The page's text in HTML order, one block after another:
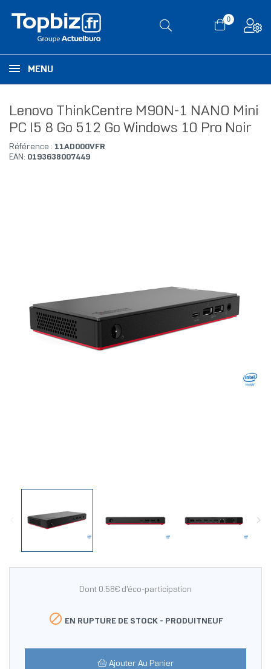
0
MENU
Lenovo ThinkCentre M90N-1 NANO Mini
PC I5 8 Go 512 Go Windows 10 Pro Noir
Référence : 11AD000VFR
EAN: 0193638007449
Dont 0.58€ d'éco-participation
 EN RUPTURE DE STOCK - PRODUITNEUF
Ajouter Au Panier